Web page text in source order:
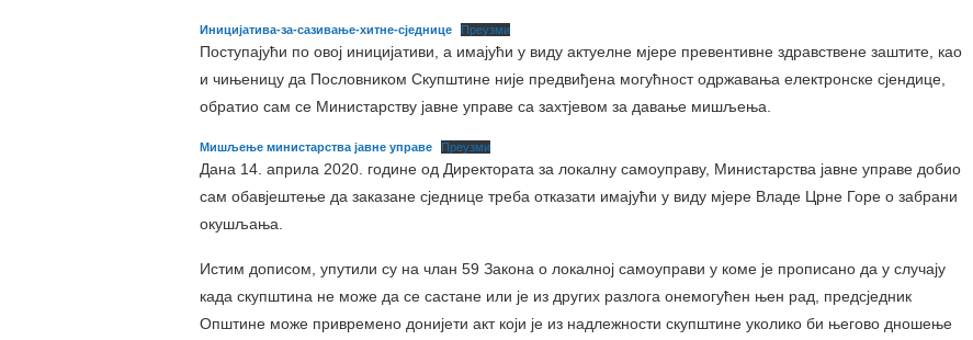
Иницијатива-за-сазивање-хитне-сједнице Преузми
Поступајући по овој иницијативи, а имајући у виду актуелне мјере превентивне здравствене заштите, као
и чињеницу да Пословником Скупштине није предвиђена могућност одржавања електронске сјендице,
обратио сам се Министарству јавне управе са захтјевом за давање мишљења.
Мишљење министарства јавне управе Преузми
Дана 14. априла 2020. године од Директората за локалну самоуправу, Министарства јавне управе добио
сам обавјештење да заказане сједнице треба отказати имајући у виду мјере Владе Црне Горе о забрани
окушљања.
Истим дописом, упутили су на члан 59 Закона о локалној самоуправи у коме је прописано да у случају
када скупштина не може да се састане или је из других разлога онемогућен њен рад, предсједник
Општине може привремено донијети акт који је из надлежности скупштине уколико би његово дношење